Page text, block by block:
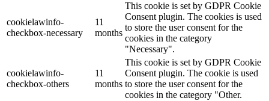
cookielawinfo-
checkbox-necessary
11
months
This cookie is set by GDPR Cookie
Consent plugin. The cookies is used
to store the user consent for the
cookies in the category
"Necessary".
cookielawinfo-
checkbox-others
11
months
This cookie is set by GDPR Cookie
Consent plugin. The cookie is used
to store the user consent for the
cookies in the category "Other.